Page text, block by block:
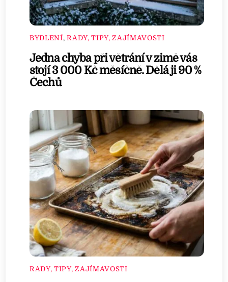
BYDLENÍ,RADY, TIPY, ZAJÍMAVOSTI
Jedna chyba při větrání v zimě vás
stojí 3 000 Kč měsíčně. Dělá ji 90 %
Čechů
RADY, TIPY, ZAJÍMAVOSTI